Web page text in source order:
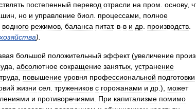
постепенный перевод отрасли на пром основу,
но и управление биол процессами
полное
водного режимов баланса питат. в-в и др производств
хозяйства).
большой положительный эффект(увеличение произ
абсолютное сокращение занятых устранение
труда повышение уровня профессиональной подготовки
жизни сел тружеников с горожанами и др .), может
и противоречиями При капитализме помимо